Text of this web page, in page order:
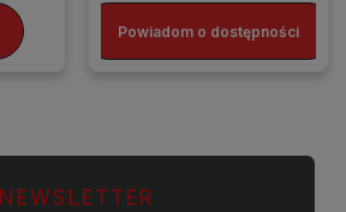
Powiadom o dostępności
NEWSLETTER